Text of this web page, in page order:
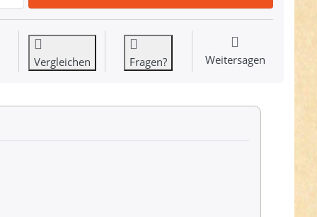
Vergleichen Fragen? Weitersagen